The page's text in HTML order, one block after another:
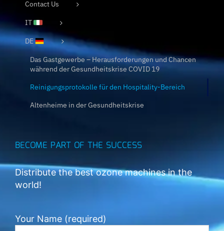
Contact Us
IT
DE
Das Gastgewerbe – Herausforderungen und Chancen
während der Gesundheitskrise COVID 19
Reinigungsprotokolle für den Hospitality-Bereich
Altenheime in der Gesundheitskrise
BECOME PART OF THE SUCCESS
Distribute the best ozone machines in the
world!
Your Name (required)